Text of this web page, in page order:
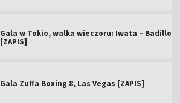
Gala w Tokio, walka wieczoru: Iwata – Badillo
[ZAPIS]
Gala Zuffa Boxing 8, Las Vegas [ZAPIS]